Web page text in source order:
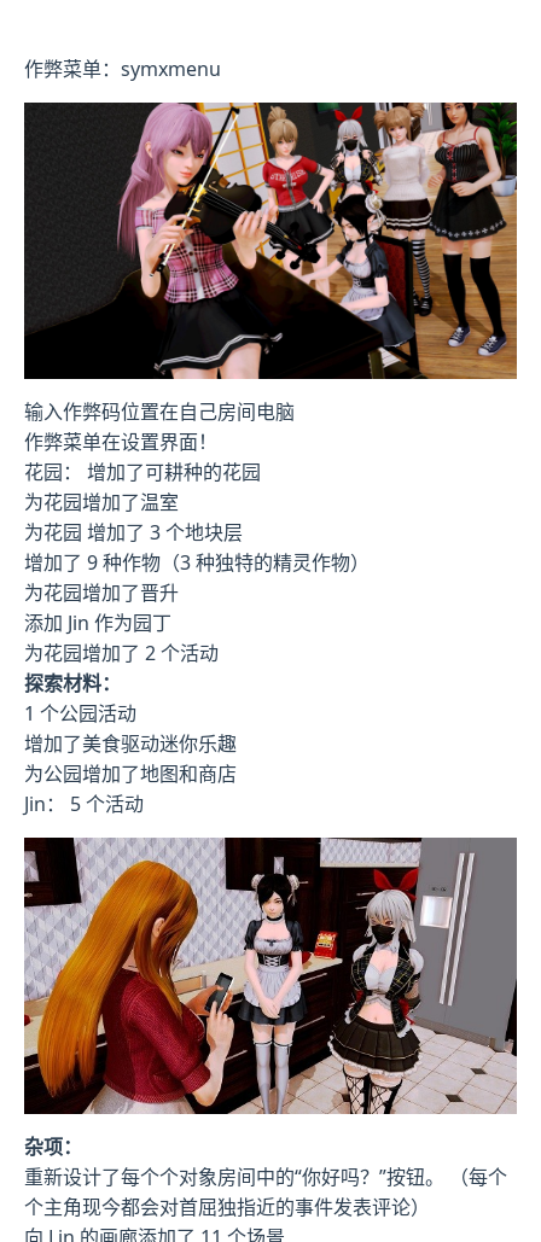
作弊菜单：symxmenu
输入作弊码位置在自己房间电脑
作弊菜单在设置界面！
花园： 增加了可耕种的花园
为花园增加了温室
为花园 增加了 3 个地块层
增加了 9 种作物（3 种独特的精灵作物）
为花园增加了晋升
添加 Jin 作为园丁
为花园增加了 2 个活动
探索材料：
1 个公园活动
增加了美食驱动迷你乐趣
为公园增加了地图和商店
Jin： 5 个活动
杂项：
重新设计了每个个对象房间中的“你好吗？”按钮。 （每个
个主角现今都会对首屈独指近的事件发表评论）